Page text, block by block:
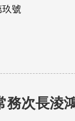
玖號
務次長淩